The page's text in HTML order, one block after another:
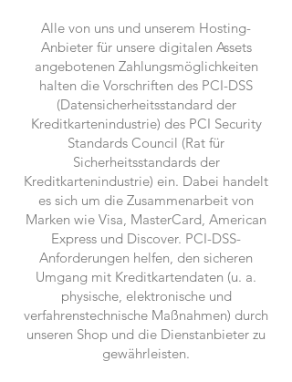
Alle von uns und unserem Hosting-
Anbieter für unsere digitalen Assets
angebotenen Zahlungsmöglichkeiten
halten die Vorschriften des PCI-DSS
(Datensicherheitsstandard der
Kreditkartenindustrie) des PCI Security
Standards Council (Rat für
Sicherheitsstandards der
Kreditkartenindustrie) ein. Dabei handelt
es sich um die Zusammenarbeit von
Marken wie Visa, MasterCard, American
Express und Discover. PCI-DSS-
Anforderungen helfen, den sicheren
Umgang mit Kreditkartendaten (u. a.
physische, elektronische und
verfahrenstechnische Maßnahmen) durch
unseren Shop und die Dienstanbieter zu
gewährleisten.